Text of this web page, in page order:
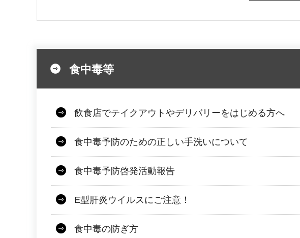
食中毒等
飲食店でテイクアウトやデリバリーをはじめる方へ
食中毒予防のための正しい手洗いについて
食中毒予防啓発活動報告
E型肝炎ウイルスにご注意！
食中毒の防ぎ方